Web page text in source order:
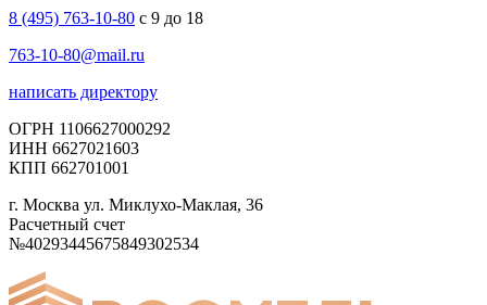
8 (495) 763-10-80 с 9 до 18
763-10-80@mail.ru
написать директору
ОГРН 1106627000292
ИНН 6627021603
КПП 662701001
г. Москва ул. Миклухо-Маклая, 36
Расчетный счет
№40293445675849302534